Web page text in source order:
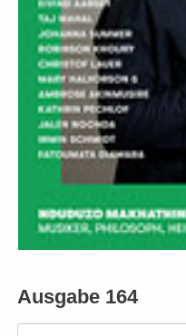
Ausgabe 164